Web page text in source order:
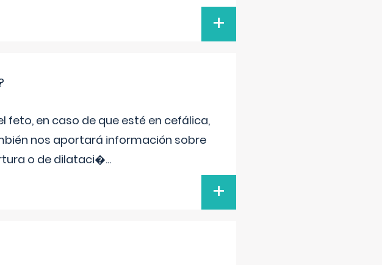
+
feto, en caso de que esté en cefálica,
nos aportará información sobre
o de dilataci�...
+